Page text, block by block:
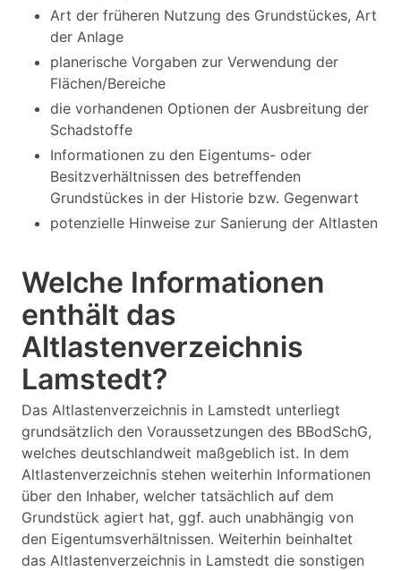
Art der früheren Nutzung des Grundstückes, Art
der Anlage
planerische Vorgaben zur Verwendung der
Flächen/Bereiche
die vorhandenen Optionen der Ausbreitung der
Schadstoffe
Informationen zu den Eigentums- oder
Besitzverhältnissen des betreffenden
Grundstückes in der Historie bzw. Gegenwart
potenzielle Hinweise zur Sanierung der Altlasten
Welche Informationen
enthält das
Altlastenverzeichnis
Lamstedt?
Das Altlastenverzeichnis in Lamstedt unterliegt
grundsätzlich den Voraussetzungen des BBodSchG,
welches deutschlandweit maßgeblich ist. In dem
Altlastenverzeichnis stehen weiterhin Informationen
über den Inhaber, welcher tatsächlich auf dem
Grundstück agiert hat, ggf. auch unabhängig von
den Eigentumsverhältnissen. Weiterhin beinhaltet
das Altlastenverzeichnis in Lamstedt die sonstigen